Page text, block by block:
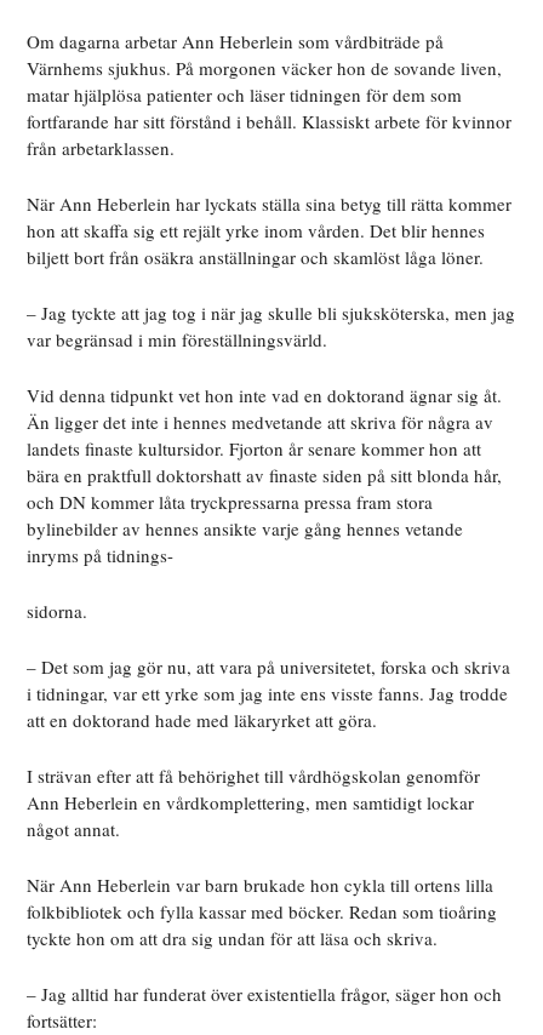
Om dagarna arbetar Ann Heberlein som vårdbiträde på
Värnhems sjukhus. På morgonen väcker hon de sovande liven,
matar hjälplösa patienter och läser tidningen för dem som
fortfarande har sitt förstånd i behåll. Klassiskt arbete för kvinnor
från arbetarklassen.
När Ann Heberlein har lyckats ställa sina betyg till rätta kommer
hon att skaffa sig ett rejält yrke inom vården. Det blir hennes
biljett bort från osäkra anställningar och skamlöst låga löner.
– Jag tyckte att jag tog i när jag skulle bli sjuksköterska, men jag
var begränsad i min föreställningsvärld.
Vid denna tidpunkt vet hon inte vad en doktorand ägnar sig åt.
Än ligger det inte i hennes medvetande att skriva för några av
landets finaste kultursidor. Fjorton år senare kommer hon att
bära en praktfull doktorshatt av finaste siden på sitt blonda hår,
och DN kommer låta tryckpressarna pressa fram stora
bylinebilder av hennes ansikte varje gång hennes vetande
inryms på tidnings-
sidorna.
– Det som jag gör nu, att vara på universitetet, forska och skriva
i tidningar, var ett yrke som jag inte ens visste fanns. Jag trodde
att en doktorand hade med läkaryrket att göra.
I strävan efter att få behörighet till vårdhögskolan genomför
Ann Heberlein en vårdkomplettering, men samtidigt lockar
något annat.
När Ann Heberlein var barn brukade hon cykla till ortens lilla
folkbibliotek och fylla kassar med böcker. Redan som tioåring
tyckte hon om att dra sig undan för att läsa och skriva.
– Jag alltid har funderat över existentiella frågor, säger hon och
fortsätter: